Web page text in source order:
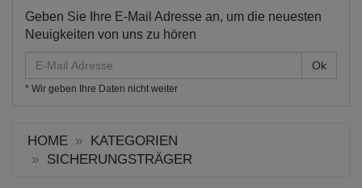
Geben Sie Ihre E-Mail Adresse an, um die neuesten
Neuigkeiten von uns zu hören
Mail
Adresse
* Wir geben Ihre Daten nicht weiter
HOME
KATEGORIEN
SICHERUNGSTRÄGER